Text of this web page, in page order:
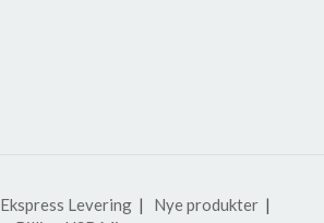
Ekspress Levering
Nye produkter